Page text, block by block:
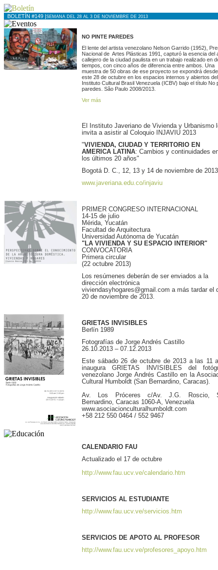
BOLETÍN #149 |SEMANA DEL 28 AL 3 DE NOVIEMBRE DE 2013
NO PINTE PAREDES
El lente del artista venezolano Nelson Garrido (1952),
Nacional de Artes Plásticas 1991, capturó la esencia del
callejero de la ciudad paulista en un trabajo realizado en
tiempos, con cinco años de diferencia entre ambos. Una
muestra de 50 obras de ese proyecto se expondrá
este 28 de octubre en los espacios internos y abiertos del
Instituto Cultural Brasil Venezuela (ICBV) bajo el título No
paredes. São Paulo 2008/2013.
Ver más
El Instituto Javeriano de Vivienda y Urbanismo
invita a asistir al Coloquio INJAVIU 2013
"VIVIENDA, CIUDAD Y TERRITORIO EN
AMERICA LATINA: Cambios y continuidades
los últimos 20 años"
Bogotá D. C., 12, 13 y 14 de noviembre de 2013
www.javeriana.edu.co/injaviu
PRIMER CONGRESO INTERNACIONAL
14-15 de julio
Mérida, Yucatán
Facultad de Arquitectura
Universidad Autónoma de Yucatán
"LA VIVIENDA Y SU ESPACIO INTERIOR"
CONVOCATORIA
Primera circular
(22 octubre 2013)
Los resúmenes deberán de ser enviados a la
dirección electrónica
viviendasyhogares@gmail.com a más tardar el
20 de noviembre de 2013.
GRIETAS INVISIBLES
Berlín 1989
Fotografías de Jorge Andrés Castillo
26.10.2013 – 07.12.2013
Este sábado 26 de octubre de 2013 a las 11
inaugura GRIETAS INVISIBLES del
venezolano Jorge Andrés Castillo en la
Cultural Humboldt (San Bernardino, Caracas).
Av. Los Próceres c/Av. J.G. Roscio,
Bernardino, Caracas 1060-A, Venezuela
www.asociacionculturalhumboldt.com
+58 212 550 0464 / 552 9467
CALENDARIO FAU
Actualizado el 17 de octubre
http://www.fau.ucv.ve/calendario.htm
SERVICIOS AL ESTUDIANTE
http://www.fau.ucv.ve/servicios.htm
SERVICIOS DE APOTO AL PROFESOR
http://www.fau.ucv.ve/profesores_apoyo.htm